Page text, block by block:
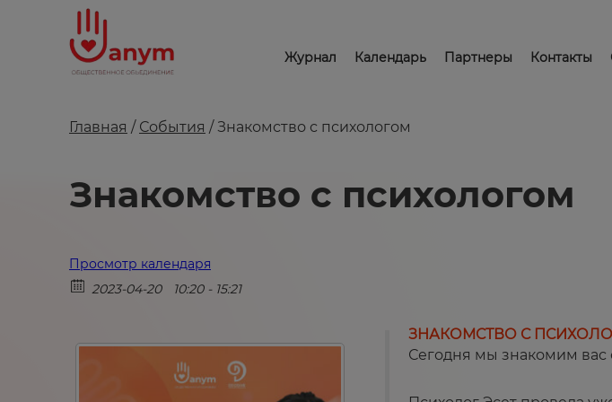
Журнал Календарь Партнеры Контакты
Главная / События / Знакомство с психологом
Знакомство с психологом
Просмотр календаря
2023-04-20
10:20 - 15:21
ЗНАКОМСТВО С
Сегодня мы знакомим вас